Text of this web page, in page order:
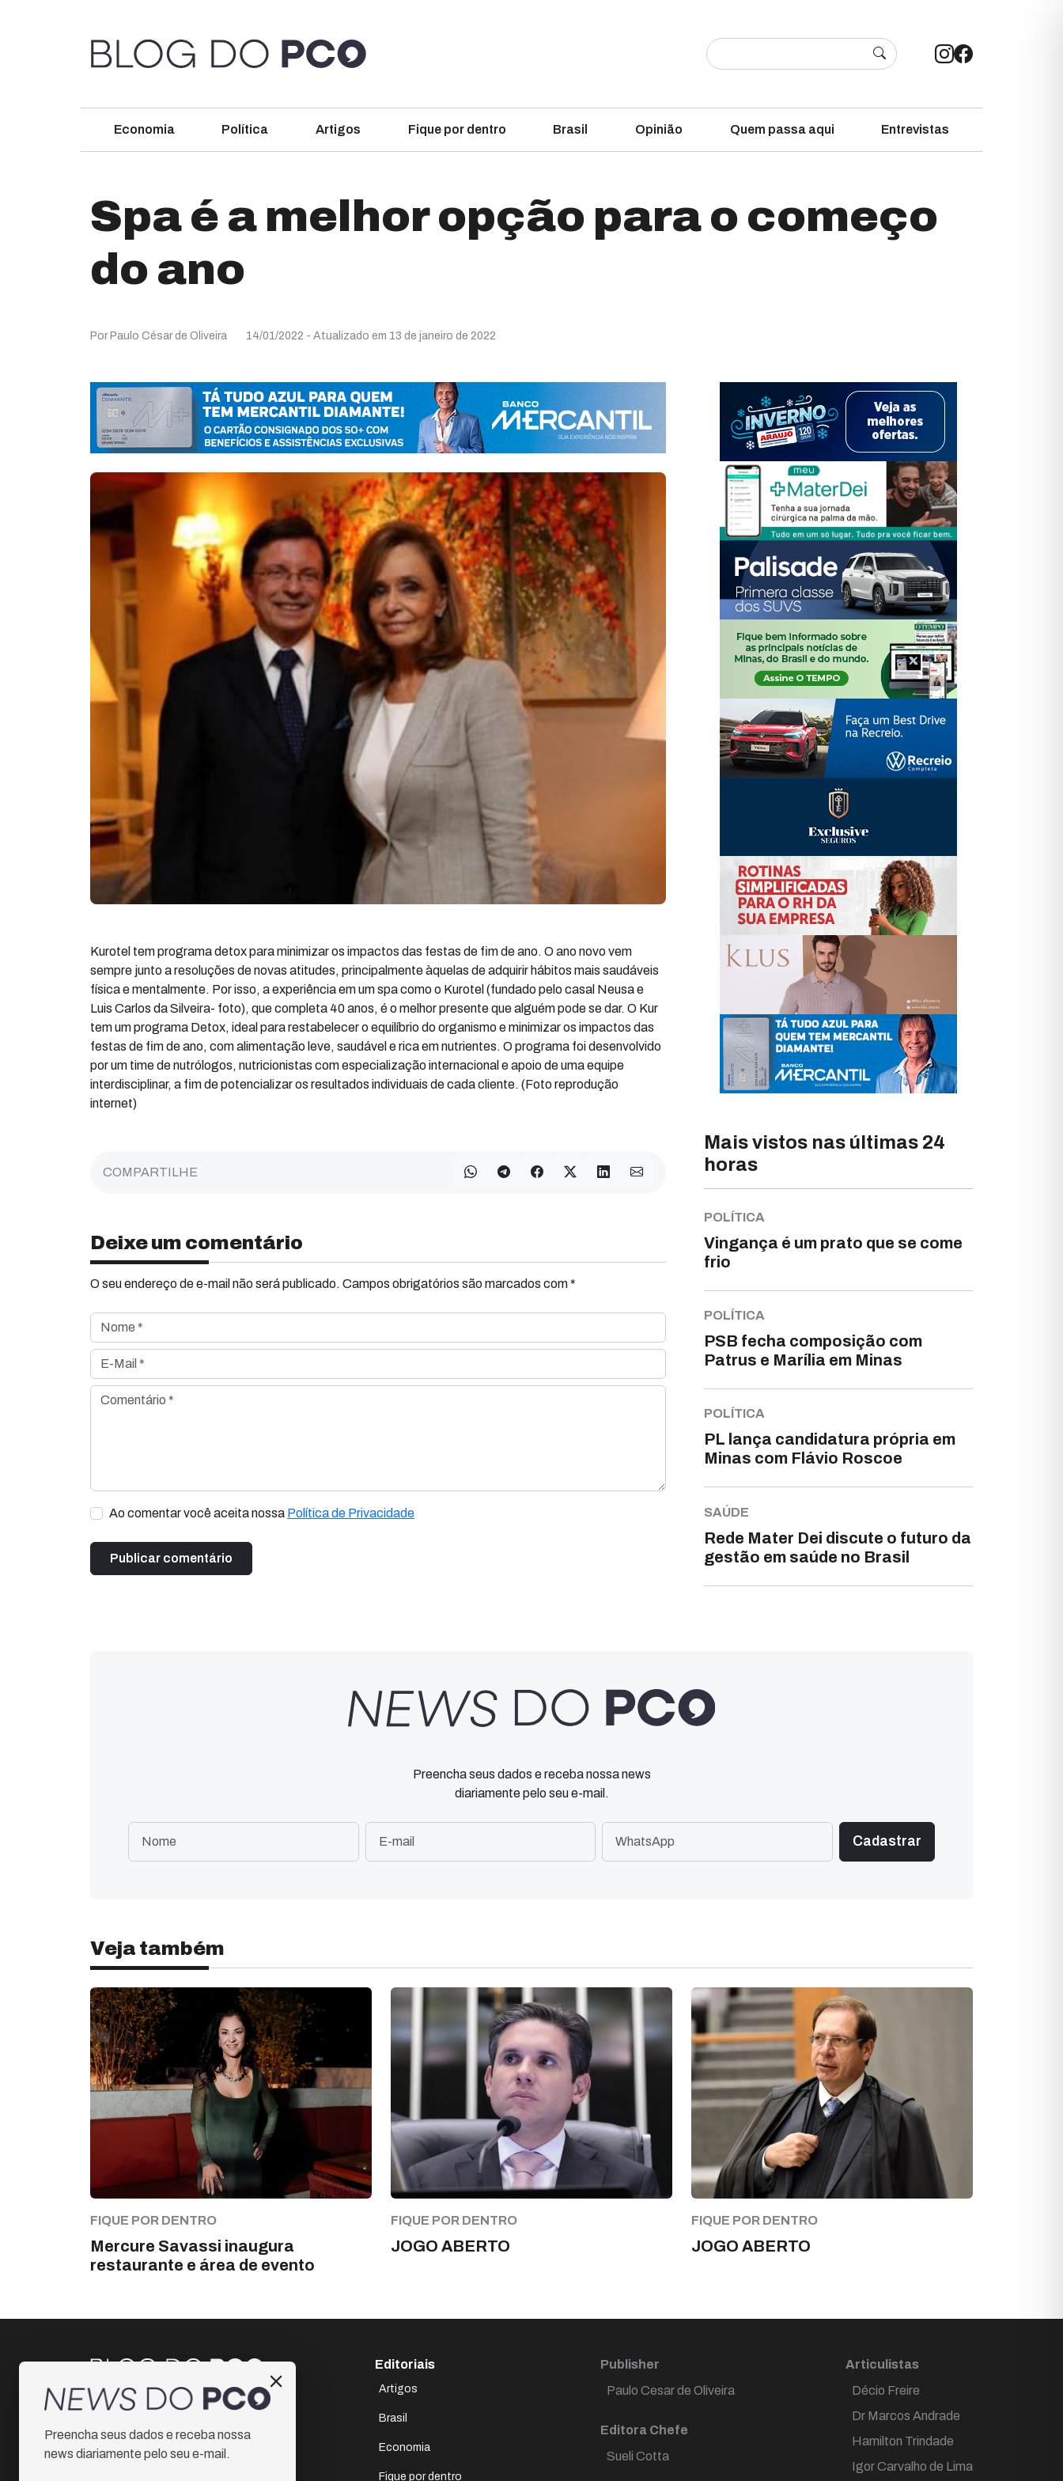
Economia Política Artigos Fique por dentro Brasil Opinião Quem passa aqui Entrevistas
Spa é a melhor opção para o começo
do ano
Por Paulo César de Oliveira 14/01/2022 - Atualizado em 13 de janeiro de 2022
Kurotel tem programa detox para minimizar os impactos das festas de fim de ano. O ano novo vem
sempre junto a resoluções de novas atitudes, principalmente àquelas de adquirir hábitos mais saudáveis
física e mentalmente. Por isso, a experiência em um spa como o Kurotel (fundado pelo casal Neusa e
Luis Carlos da Silveira- foto), que completa 40 anos, é o melhor presente que alguém pode se dar. O Kur
tem um programa Detox, ideal para restabelecer o equilíbrio do organismo e minimizar os impactos das
festas de fim de ano, com alimentação leve, saudável e rica em nutrientes. O programa foi desenvolvido
por um time de nutrólogos, nutricionistas com especialização internacional e apoio de uma equipe
interdisciplinar, a fim de potencializar os resultados individuais de cada cliente. (Foto reprodução
internet)
COMPARTILHE
Deixe um comentário
O seu endereço de e-mail não será publicado. Campos obrigatórios são marcados com *
Nome *
E-Mail *
Comentário *
Ao comentar você aceita nossa Política de Privacidade
Mais vistos nas últimas 24
horas
POLÍTICA
Vingança é um prato que se come
frio
POLÍTICA
PSB fecha composição com
Patrus e Marília em Minas
POLÍTICA
PL lança candidatura própria em
Minas com Flávio Roscoe
SAÚDE
Rede Mater Dei discute o futuro da
gestão em saúde no Brasil
Preencha seus dados e receba nossa news
diariamente pelo seu e-mail.
Veja também
FIQUE POR DENTRO
Mercure Savassi inaugura
restaurante e área de evento
FIQUE POR DENTRO
JOGO ABERTO
FIQUE POR DENTRO
JOGO ABERTO
Instagram
Facebook
Editoriais
Artigos
Brasil
Economia
Fique por dentro
Publisher
Paulo Cesar de Oliveira
Editora Chefe
Sueli Cotta
Articulistas
Décio Freire
Dr Marcos Andrade
Hamilton Trindade
Igor Carvalho de Lima
Preencha seus dados e receba nossa
news diariamente pelo seu e-mail.